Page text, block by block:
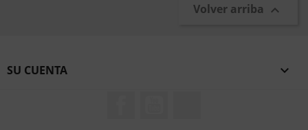
Volver arriba 
SU CUENTA 